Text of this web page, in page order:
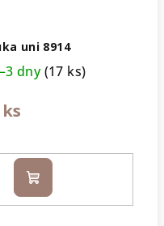
uni 8914
dny(17 ks)
Do
košíku